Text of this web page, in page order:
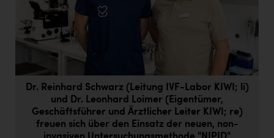
Doppler Gruppe
ERLUS AG
everfield
Firmenradl
Fristads Austria
HIG Infomotion Group
Dr. Reinhard Schwarz (Leitung IVF-Labor KIWI; li)
und Dr. Leonhard Loimer (Eigentümer,
Geschäftsführer und Ärztlicher Leiter KIWI; re)
freuen sich über den Einsatz der neuen, non-